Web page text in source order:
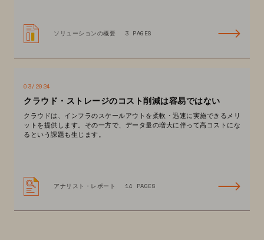
ソリューションの概要 3 PAGES
03/2024
クラウド・ストレージのコスト削減は容易ではない
クラウドは、インフラのスケールアウトを柔軟・迅速に実施できるメリ
ットを提供します。その一方で、データ量の増大に伴って高コストにな
るという課題も生じます。
アナリスト・レポート 14 PAGES